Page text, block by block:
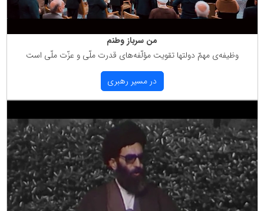
من سرباز وطنم
وظیفه‌ی مهمّ دولتها تقویت مؤلّفه‌های قدرت ملّی و عزّت ملّی است
در مسیر رهبری